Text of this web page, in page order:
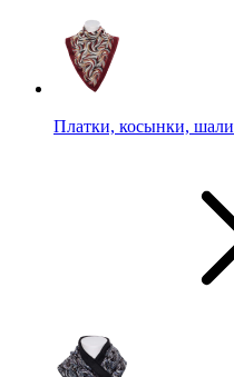
Платки, косынки, шали